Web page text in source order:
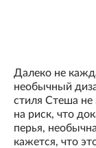
Далеко не
необычный
стиля Стеша не
на риск, что
перья,
кажется, что